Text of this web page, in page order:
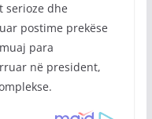
serioze dhe
postime prekëse
para
në president,